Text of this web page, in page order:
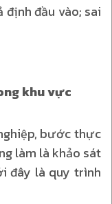
định đầu vào; sai
khu vực
bước thực
làm là khảo sát
đây là quy trình